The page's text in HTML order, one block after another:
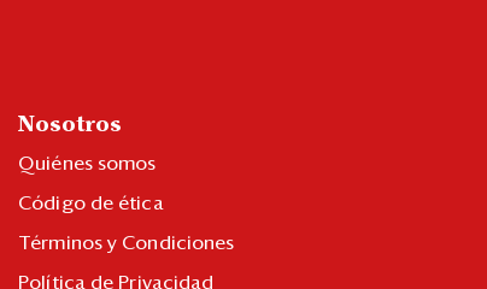
Nosotros
Quiénes somos
Código de ética
Términos y Condiciones
Política de Privacidad